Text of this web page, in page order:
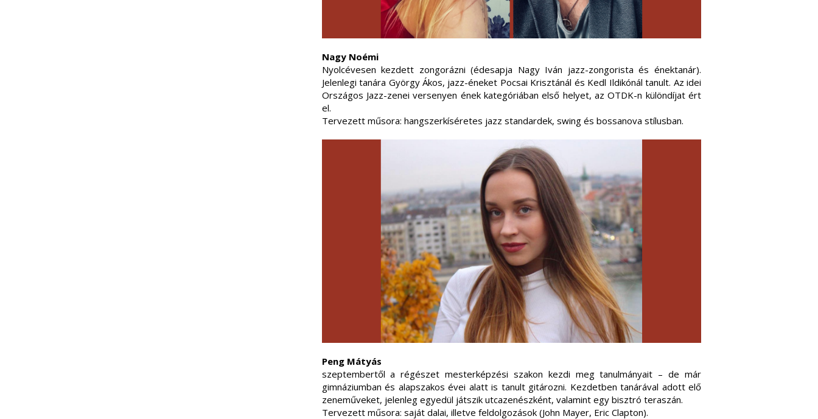
Nagy Noémi
Nyolcévesen kezdett zongorázni (édesapja Nagy Iván jazz-zongorista és énektanár).
Jelenlegi tanára György Ákos, jazz-éneket Pocsai Krisztánál és Kedl Ildikónál tanult. Az idei
Országos Jazz-zenei versenyen ének kategóriában első helyet, az OTDK-n különdíjat ért
el.
Tervezett műsora: hangszerkíséretes jazz standardek, swing és bossanova stílusban.
Peng Mátyás
szeptembertől a régészet mesterképzési szakon kezdi meg tanulmányait – de már
gimnáziumban és alapszakos évei alatt is tanult gitározni. Kezdetben tanárával adott elő
zeneműveket, jelenleg egyedül játszik utcazenészként, valamint egy bisztró teraszán.
Tervezett műsora: saját dalai, illetve feldolgozások (John Mayer, Eric Clapton).